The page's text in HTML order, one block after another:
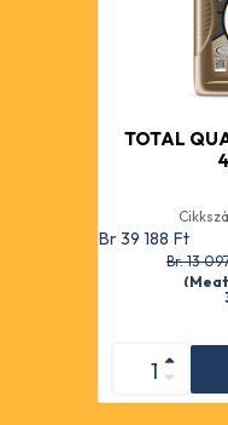
TOTAL
Br 39 188 Ft
Br. 13